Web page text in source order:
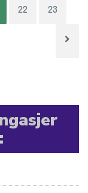
22 23